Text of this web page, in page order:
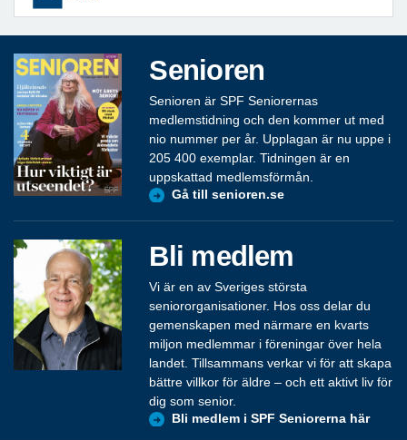
Senioren
Senioren är SPF Seniorernas
medlemstidning och den kommer ut med
nio nummer per år. Upplagan är nu uppe i
205 400 exemplar. Tidningen är en
uppskattad medlemsförmån.
Gå till senioren.se
Bli medlem
Vi är en av Sveriges största
seniororganisationer. Hos oss delar du
gemenskapen med närmare en kvarts
miljon medlemmar i föreningar över hela
landet. Tillsammans verkar vi för att skapa
bättre villkor för äldre – och ett aktivt liv för
dig som senior.
Bli medlem i SPF Seniorerna här